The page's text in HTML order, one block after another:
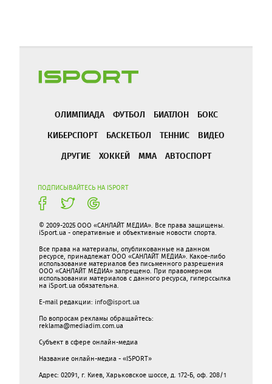
ОЛИМПИАДА ФУТБОЛ БИАТЛОН
БОКС
КИБЕРСПОРТ
БАСКЕТБОЛ ТЕННИС
ВИДЕО
ДРУГИЕ
ХОККЕЙ ММА АВТОСПОРТ
ПОДПИСЫВАЙТЕСЬ НА ISPORT
© 2009-2025 ООО «САНЛАЙТ МЕДИА». Все права защищены.
iSport.ua - оперативные и объективные новости спорта.
Все права на материалы, опубликованные на данном
ресурсе, принадлежат ООО «САНЛАЙТ МЕДИА». Какое-либо
использование материалов без письменного разрешения
ООО «САНЛАЙТ МЕДИА» запрещено. При правомерном
использовании материалов с данного ресурса, гиперссылка
на iSport.ua обязательна.
E-mail редакции: info@isport.ua
По вопросам рекламы обращайтесь:
reklama@mediadim.com.ua
Субъект в сфере онлайн-медиа
Название онлайн-медиа - «ISPORT»
Адрес: 02091, г. Киев, Харьковское шоссе, д. 172-Б, оф. 208/1